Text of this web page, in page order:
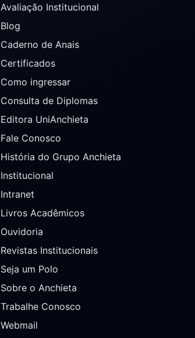
Avaliação Institucional
Blog
Caderno de Anais
Certificados
Como ingressar
Consulta de Diplomas
Editora UniAnchieta
Fale Conosco
História do Grupo Anchieta
Institucional
Intranet
Livros Acadêmicos
Ouvidoria
Revistas Institucionais
Seja um Polo
Sobre o Anchieta
Trabalhe Conosco
Webmail